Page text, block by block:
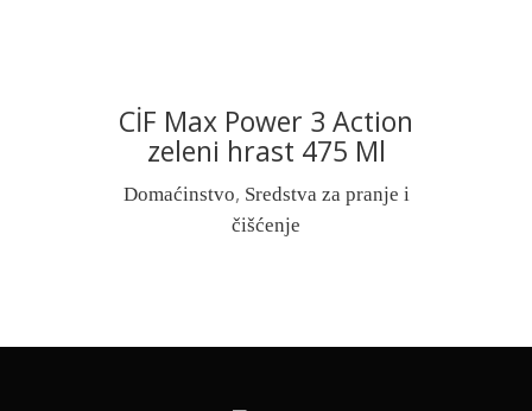
READ MORE
CİF Max Power 3 Action
zeleni hrast 475 Ml
Domaćinstvo, Sredstva za pranje i
čišćenje